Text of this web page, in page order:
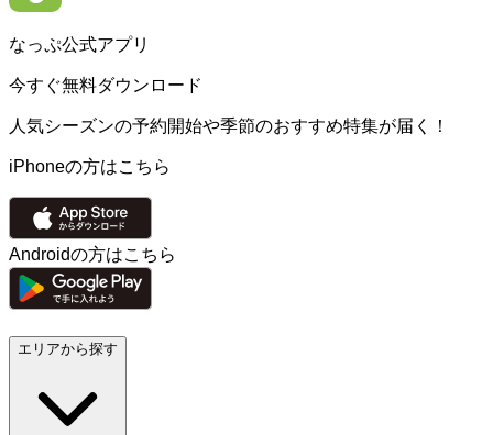
なっぷ公式アプリ
今すぐ無料ダウンロード
人気シーズンの予約開始や季節のおすすめ特集が届く！
iPhoneの方はこちら
Androidの方はこちら
エリアから探す